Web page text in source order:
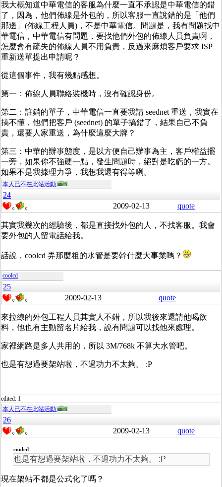
我大概知道中華電信的客服為什麼一直不承認是中華電信的錯
了，因為，他們佈線是外包的，所以客服一直說錯的是「他們
那邊」(佈線工程人員)，不是中華電信。問題是，我有問題找中
華電信，中華電信有問題，要找他們外包的佈線人員負責啊，
怎麼會有疏失的佈線人員不用負責，反過來麻煩客戶要求 ISP
重新送單提出申請呢？
從這個事件，我有幾點感想。
第一：佈線人員聯絡裝機時，沒有確認身份。
第二：註銷的單子，中華電信一直要我請 seednet 重送，我實在
搞不懂，他們把客戶 (seednet) 的單子搞錯了，結果自己不負
責，還要人家重送，為什麼這麼大牌？
第三：中華的辦事態度，是以方便自己辦事為主，客戶權益擺
一旁，如果你不強硬一點，發生問題時，絕對是吃虧的一方。
如果不是我據理力爭，我想我還有得等咧。
本人已不在此站活動
24
0 0 2009-02-13 quote
其實我幾次的經驗後，都是直接找外包的人，不找客服。我會
要外包的人留電話給我。
話說，coolcd 弄那麼粗的水管是要幹什麼大事業嗎？
coolcd
25
0 0 2009-02-13 quote
來拉線的外包工程人員其實人不錯，所以我後來還請他喝飲
料，他也有主動留名片給我，說有問題可以找他來處理。
家裡網路是多人共用的，所以 3M/768k 不算大水管吧。
也是有想過要架站啦，不過功力不太夠。 :P
edited: 1
本人已不在此站活動
26
0 0 2009-02-13 quote
coolcd
也是有想過要架站啦，不過功力不太夠。 :P
現在架站不都是公式化了嗎？